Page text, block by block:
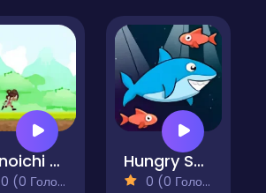
Kunoichi Run
0 (0 Голосів)
Hungry Shark
0 (0 Голосів)